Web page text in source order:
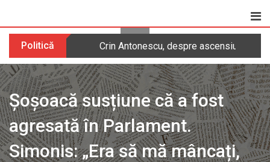
content
Politică Crin Antonescu, despre ascensiunea
Șoșoacă susțiune că a fost
agresată în Parlament.
Simonis: „Era să mă mâncați,